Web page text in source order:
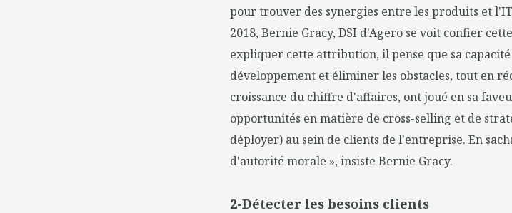
pour trouver des synergies entre les produits et
2018, Bernie Gracy, DSI d'Agero se voit confier
expliquer cette attribution, il pense que sa
développement et éliminer les obstacles, tout en
croissance du chiffre d'affaires, ont joué en sa
opportunités en matière de cross-selling et de
déployer) au sein de clients de l'entreprise. En
d'autorité morale », insiste Bernie Gracy.
2-Détecter les besoins clients